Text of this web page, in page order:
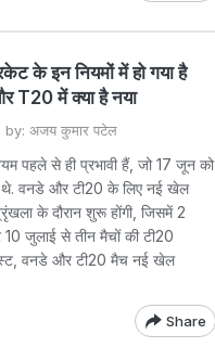
के इन नियमों में हो गया है
T20 में क्या है नया
अजय कुमार पटेल
पहले से ही प्रभावी हैं, जो 17 जून को
थे. वनडे और टी20 के लिए नई खेल
के दौरान शुरू होंगी, जिसमें 2
जुलाई से तीन मैचों की टी20
वनडे और टी20 मैच नई खेल
Share